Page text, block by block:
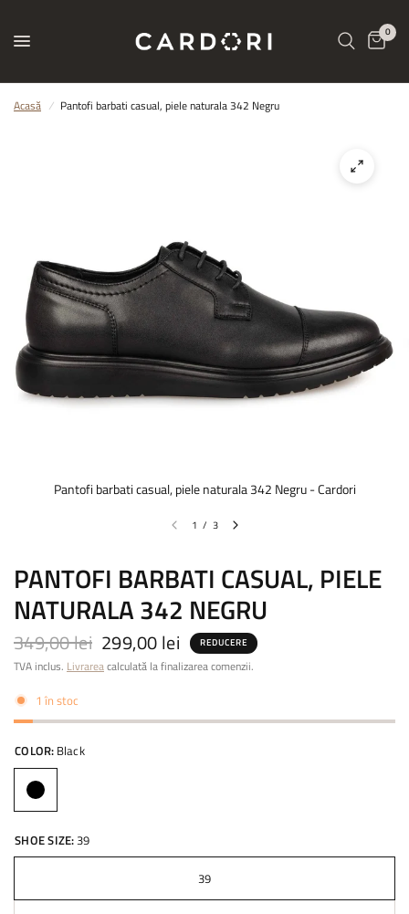
0
Acasă / Pantofi barbati casual, piele naturala 342 Negru
Pantofi barbati casual, piele naturala 342 Negru - Cardori
1 / 3
PANTOFI BARBATI CASUAL, PIELE
NATURALA 342 NEGRU
349,00 lei 299,00 lei REDUCERE
TVA inclus. Livrareacalculată la finalizarea comenzii.
1 în stoc
COLOR: Black
SHOE SIZE:39
39